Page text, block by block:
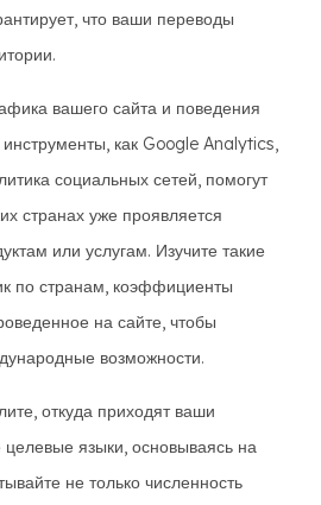
что ваши переводы
вашего сайта и поведения
инструменты, как Google Analytics,
социальных сетей, помогут
странах уже проявляется
или услугам. Изучите такие
по странам, коэффициенты
на сайте, чтобы
возможности.
откуда приходят ваши
целевые языки, основываясь на
не только численность